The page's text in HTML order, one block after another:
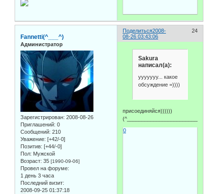
Поделиться 24
2008-
08-26 03:43:06
Fannetti(^___^)
Администратор
Зарегистрирован: 2008-08-26
Приглашений: 0
Сообщений: 210
Уважение: [+42/-0]
Позитив: [+44/-0]
Пол: Мужской
Возраст: 35 [1990-09-06]
Провел на форуме:
1 день 3 часа
Последний визит:
2008-09-25 01:37:18
Sakura
написал(а):
ууууууу... какое
обсуждение =))))
присоединяйся))))))
0